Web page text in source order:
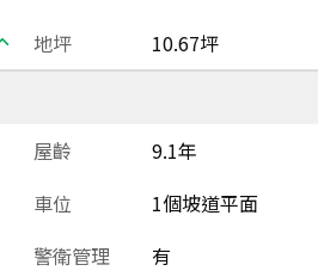
地坪
10.67坪
屋齡
9.1年
車位
1個坡道平面
警衛管理 有